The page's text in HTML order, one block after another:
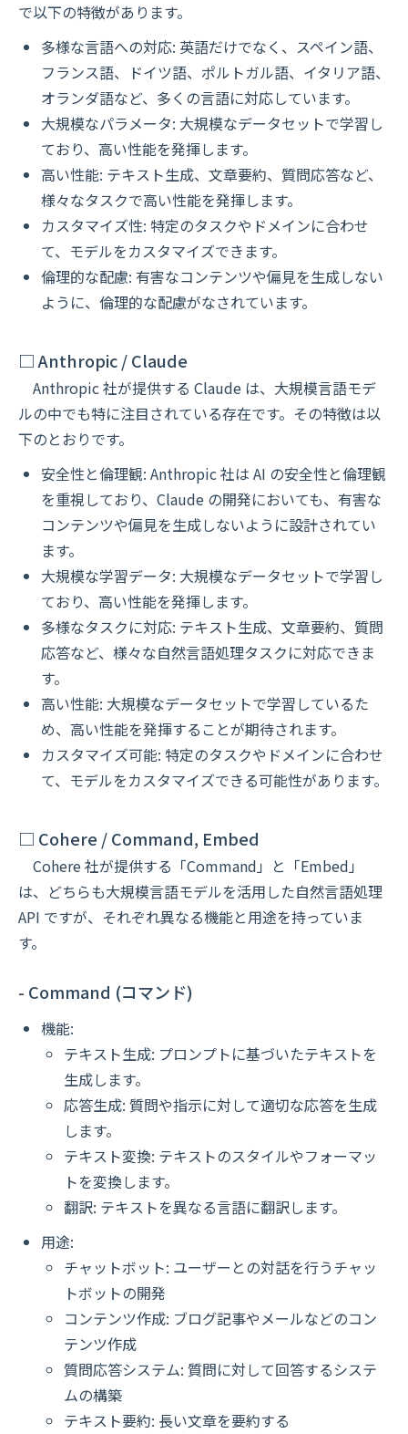
で以下の特徴があります。
多様な言語への対応: 英語だけでなく、スペイン語、
フランス語、ドイツ語、ポルトガル語、イタリア語、
オランダ語など、多くの言語に対応しています。
大規模なパラメータ: 大規模なデータセットで学習し
ており、高い性能を発揮します。
高い性能: テキスト生成、文章要約、質問応答など、
様々なタスクで高い性能を発揮します。
カスタマイズ性: 特定のタスクやドメインに合わせ
て、モデルをカスタマイズできます。
倫理的な配慮: 有害なコンテンツや偏見を生成しない
ように、倫理的な配慮がなされています。
□ Anthropic / Claude
Anthropic 社が提供する Claude は、大規模言語モデ
ルの中でも特に注目されている存在です。その特徴は以
下のとおりです。
安全性と倫理観: Anthropic 社は AI の安全性と倫理観
を重視しており、Claude の開発においても、有害な
コンテンツや偏見を生成しないように設計されてい
ます。
大規模な学習データ: 大規模なデータセットで学習し
ており、高い性能を発揮します。
多様なタスクに対応: テキスト生成、文章要約、質問
応答など、様々な自然言語処理タスクに対応できま
す。
高い性能: 大規模なデータセットで学習しているた
め、高い性能を発揮することが期待されます。
カスタマイズ可能: 特定のタスクやドメインに合わせ
て、モデルをカスタマイズできる可能性があります。
□ Cohere / Command, Embed
Cohere 社が提供する「Command」と「Embed」
は、どちらも大規模言語モデルを活用した自然言語処理
API ですが、それぞれ異なる機能と用途を持っていま
す。
- Command (コマンド)
機能:
テキスト生成: プロンプトに基づいたテキストを
生成します。
応答生成: 質問や指示に対して適切な応答を生成
します。
テキスト変換: テキストのスタイルやフォーマッ
トを変換します。
翻訳: テキストを異なる言語に翻訳します。
用途:
チャットボット: ユーザーとの対話を行うチャッ
トボットの開発
コンテンツ作成: ブログ記事やメールなどのコン
テンツ作成
質問応答システム: 質問に対して回答するシステ
ムの構築
テキスト要約: 長い文章を要約する